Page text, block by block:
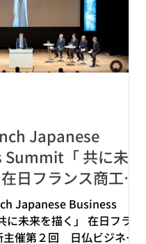
Japanese
「 共に未来
日フランス商工会
２回 日仏ビジネ
Japanese Business
未来を描く」 在日フラン
催第２回 日仏ビジネス